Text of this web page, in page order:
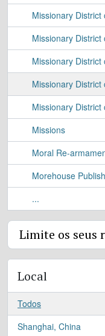
Missionary District
Missionary District
Missionary District
Missionary District
Missions
Moral Re-
Morehouse
...
Limite os seus
Local
Todos
Shanghai, China
, 2 resultados